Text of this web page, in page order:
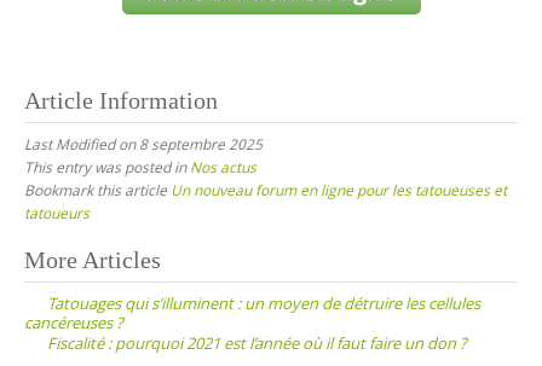
Article Information
Last Modified on 8 septembre 2025
This entry was posted inNos actus
Bookmark this article Un nouveau forum en ligne pour les tatoueuses et
tatoueurs
Post
navigation
More Articles
Tatouages qui s’illuminent : un moyen de détruire les cellules
cancéreuses ?
Fiscalité : pourquoi 2021 est l’année où il faut faire un don ?